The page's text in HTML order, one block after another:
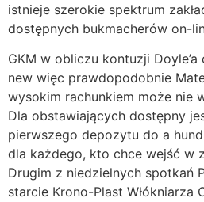
istnieje szerokie spektrum
dostępnych bukmacherów on-
GKM w obliczu kontuzji
new więc prawdopodobnie
wysokim rachunkiem może nie
Dla obstawiających dostępny
pierwszego depozytu do a
dla każdego, kto chce wejść w
Drugim z niedzielnych spotkań
starcie Krono-Plast Włókniarza